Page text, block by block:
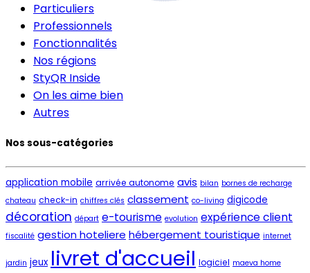
Particuliers
Professionnels
Fonctionnalités
Nos régions
StyQR Inside
On les aime bien
Autres
Nos sous-catégories
application mobile arrivée autonome avis bilan bornes de recharge
chateau check-in chiffres clés classement co-living digicode
décoration départ e-tourisme evolution expérience client
fiscalité gestion hoteliere hébergement touristique internet
jardin jeux livret d'accueil logiciel maeva home